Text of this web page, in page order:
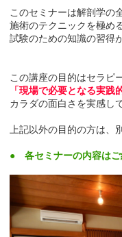
このセミナーは解剖学の
施術のテクニックを極め
試験のための知識の習得
この講座の目的はセラピ
「現場で必要となる実践
カラダの面白さを実感し
上記以外の目的の方は、
● 各セミナーの内容はご